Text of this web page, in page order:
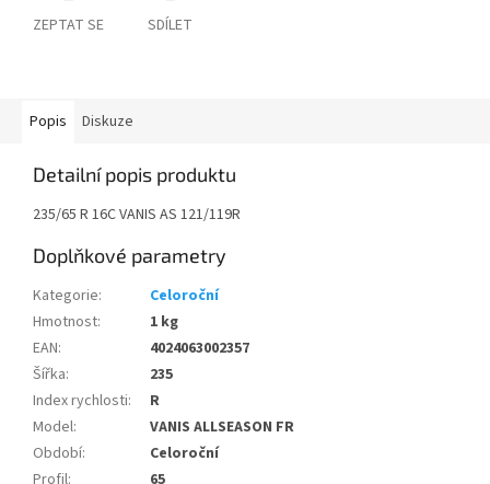
ZEPTAT SE SDÍLET
Popis Diskuze
Detailní popis produktu
235/65 R 16C VANIS AS 121/119R
Doplňkové parametry
Kategorie:
Celoroční
Hmotnost:
1 kg
EAN:
4024063002357
Šířka:
235
Index rychlosti:
R
Model:
VANIS ALLSEASON FR
Období:
Celoroční